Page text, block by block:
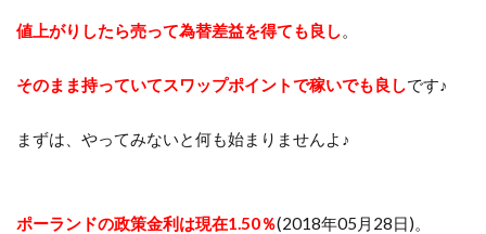
値上がりしたら売って為替差益を得ても良し。
そのまま持っていてスワップポイントで稼いでも良しです♪
まずは、やってみないと何も始まりませんよ♪
ポーランドの政策金利は現在1.50％(2018年05月28日)。